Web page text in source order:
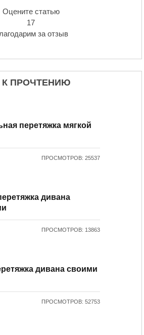
Оцените статью
17
за отзыв
ПРОЧТЕНИЮ
перетяжка мягкой
ПРОСМОТРОВ: 25537
дивана
ПРОСМОТРОВ: 13863
дивана своими
ПРОСМОТРОВ: 52753